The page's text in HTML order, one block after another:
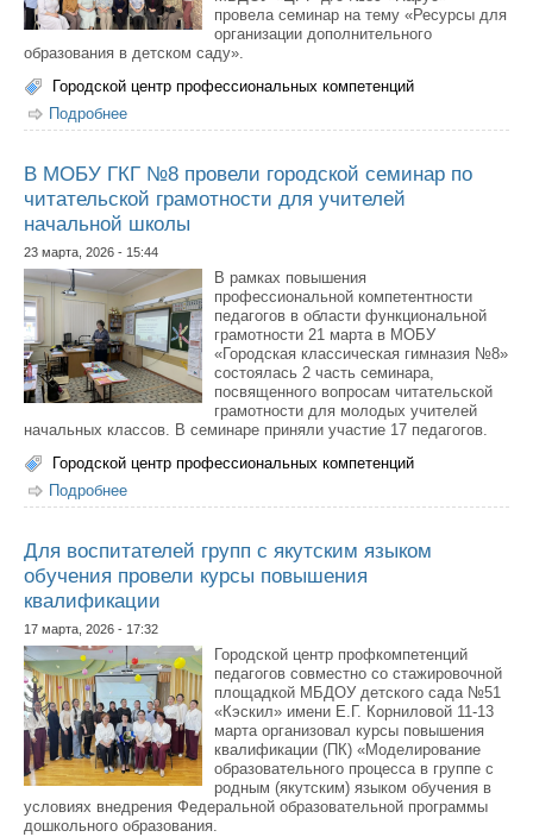
провела семинар на тему «Ресурсы для
организации дополнительного
образования в детском саду».
Городской центр профессиональных компетенций
Подробнее
практический семинар об организации дополнительного
В МОБУ ГКГ №8 провели городской семинар по
читательской грамотности для учителей
начальной школы
23 марта, 2026 - 15:44
В рамках повышения
профессиональной компетентности
педагогов в области функциональной
грамотности 21 марта в МОБУ
«Городская классическая гимназия №8»
состоялась 2 часть семинара,
посвященного вопросам читательской
грамотности для молодых учителей
начальных классов. В семинаре приняли участие 17 педагогов.
Городской центр профессиональных компетенций
Подробнее
читательской грамотности для учителей начальной
Для воспитателей групп с якутским языком
обучения провели курсы повышения
квалификации
17 марта, 2026 - 17:32
Городской центр профкомпетенций
педагогов совместно со стажировочной
площадкой МБДОУ детского сада №51
«Кэскил» имени Е.Г. Корниловой 11-13
марта организовал курсы повышения
квалификации (ПК) «Моделирование
образовательного процесса в группе с
родным (якутским) языком обучения в
условиях внедрения Федеральной образовательной программы
дошкольного образования.